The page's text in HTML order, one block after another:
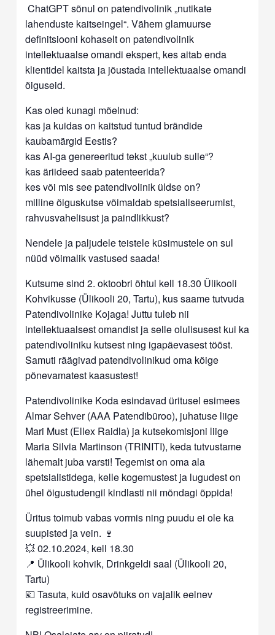
ChatGPT sõnul on patendivolinik „nutikate
lahenduste kaitseingel“. Vähem glamuurse
definitsiooni kohaselt on patendivolinik
intellektuaalse omandi ekspert, kes aitab enda
klientidel kaitsta ja jõustada intellektuaalse omandi
õiguseid.
Kas oled kunagi mõelnud:
kas ja kuidas on kaitstud tuntud brändide
kaubamärgid Eestis?
kas AI-ga genereeritud tekst „kuulub sulle“?
kas äriideed saab patenteerida?
kes või mis see patendivolinik üldse on?
milline õiguskutse võimaldab spetsialiseerumist,
rahvusvahelisust ja paindlikkust?
Nendele ja paljudele teistele küsimustele on sul
nüüd võimalik vastused saada!
Kutsume sind 2. oktoobri õhtul kell 18.30 Ülikooli
Kohvikusse (Ülikooli 20, Tartu), kus saame tutvuda
Patendivolinike Kojaga! Juttu tuleb nii
intellektuaalsest omandist ja selle olulisusest kui ka
patendivoliniku kutsest ning igapäevasest tööst.
Samuti räägivad patendivolinikud oma kõige
põnevamatest kaasustest!
Patendivolinike Koda esindavad üritusel esimees
Almar Sehver (AAA Patendibüroo), juhatuse liige
Mari Must (Ellex Raidla) ja kutsekomisjoni liige
Maria Silvia Martinson (TRINITI), keda tutvustame
lähemalt juba varsti! Tegemist on oma ala
spetsialistidega, kelle kogemustest ja lugudest on
ühel õigustudengil kindlasti nii mõndagi õppida!
Üritus toimub vabas vormis ning puudu ei ole ka
suupisted ja vein. 🍷
💥 02.10.2024, kell 18.30
📍 Ülikooli kohvik, Drinkgeldi saal (Ülikooli 20,
Tartu)
💶 Tasuta, kuid osavõtuks on vajalik eelnev
registreerimine.